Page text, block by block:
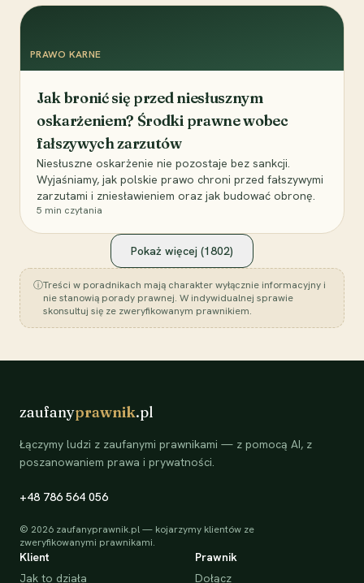
PRAWO KARNE
Jak bronić się przed niesłusznym
oskarżeniem? Środki prawne wobec
fałszywych zarzutów
Niesłuszne oskarżenie nie pozostaje bez sankcji.
Wyjaśniamy, jak polskie prawo chroni przed fałszywymi
zarzutami i zniesławieniem oraz jak budować obronę.
5 min czytania
Pokaż więcej (1802)
ⓘTreści w poradnikach mają charakter wyłącznie informacyjny i
nie stanowią porady prawnej. W indywidualnej sprawie
skonsultuj się ze zweryfikowanym prawnikiem.
zaufanyprawnik.pl
Łączymy ludzi z zaufanymi prawnikami — z pomocą AI, z
poszanowaniem prawa i prywatności.
+48 786 564 056
© 2026 zaufanyprawnik.pl — kojarzymy klientów ze
zweryfikowanymi prawnikami.
Klient
Jak to działa
Prawnik
Dołącz